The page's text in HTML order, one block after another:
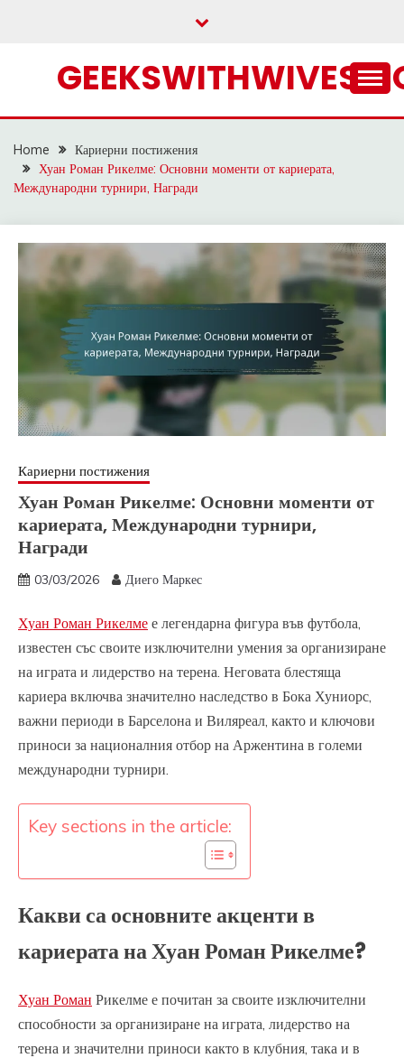
Home
Кариерни постижения
Хуан Роман Рикелме: Основни моменти от кариерата,
Международни турнири, Награди
Кариерни постижения
Хуан Роман Рикелме: Основни моменти от
кариерата, Международни турнири,
Награди
03/03/2026 Диего Маркес
Хуан Роман Рикелме е легендарна фигура във футбола,
известен със своите изключителни умения за организиране
на играта и лидерство на терена. Неговата блестяща
кариера включва значително наследство в Бока Хуниорс,
важни периоди в Барселона и Виляреал, както и ключови
приноси за националния отбор на Аржентина в големи
международни турнири.
Key sections in the article:
Какви са основните акценти в
кариерата на Хуан Роман Рикелме?
Хуан Роман Рикелме е почитан за своите изключителни
способности за организиране на играта, лидерство на
терена и значителни приноси както в клубния, така и в